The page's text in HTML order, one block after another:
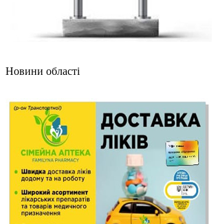
Новини області